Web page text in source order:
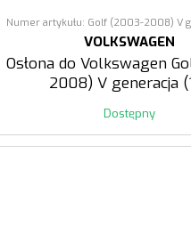
Numer artykułu: Golf (2003-2008) V
VOLKSWAGEN
Osłona do Volkswagen
2008) V generacja
Dostępny